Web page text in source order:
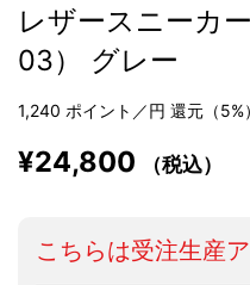
レザースニーカ
03） グレー
1,240 ポイント／円 還元（5%
¥24,800 （税込）
こちらは受注生産